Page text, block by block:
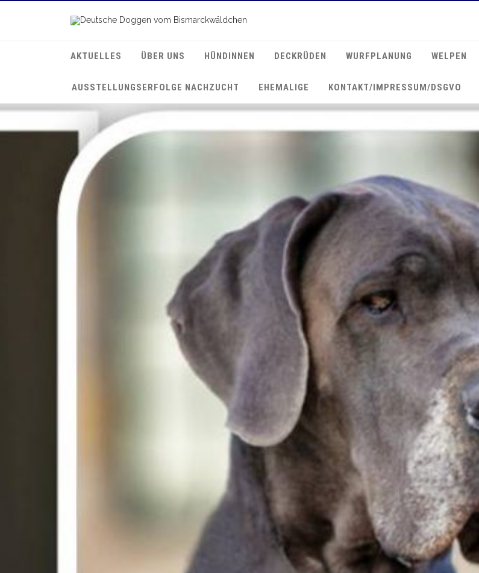
AKTUELLES ÜBER UNS HÜNDINNEN DECKRÜDEN WURFPLANUNG WELPEN
AUSSTELLUNGSERFOLGE NACHZUCHT EHEMALIGE KONTAKT/IMPRESSUM/DSGVO